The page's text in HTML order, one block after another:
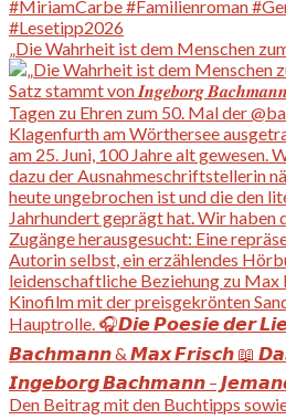
„Die Wahrheit ist dem Menschen